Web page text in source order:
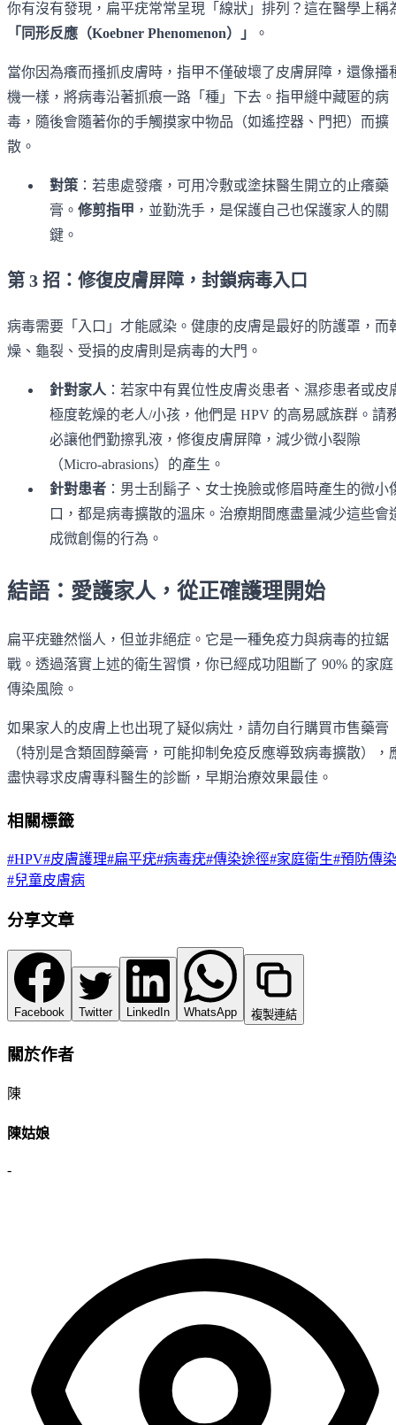
你有沒有發現，扁平疣常常呈現「線狀」排列？這在醫學上稱
「同形反應（Koebner Phenomenon）」
。
當你因為癢而搔抓皮膚時，指甲不僅破壞了皮膚屏障，還像播
機一樣，將病毒沿著抓痕一路「種」下去。指甲縫中藏匿的病
毒，隨後會隨著你的手觸摸家中物品（如遙控器、門把）而擴
散。
對策 ：若患處發癢，可用冷敷或塗抹醫生開立的止癢藥
膏。 修剪指甲 ，並勤洗手，是保護自己也保護家人的關
鍵。
第 3 招：修復皮膚屏障，封鎖病毒入口
病毒需要「入口」才能感染。健康的皮膚是最好的防護罩，而
燥、龜裂、受損的皮膚則是病毒的大門。
針對家人 ：若家中有異位性皮膚炎患者、濕疹患者或皮
極度乾燥的老人/小孩，他們是 HPV 的高易感族群。請
必讓他們勤擦乳液，修復皮膚屏障，減少微小裂隙
（Micro-abrasions）的產生。
針對患者 ：男士刮鬍子、女士挽臉或修眉時產生的微小
口，都是病毒擴散的溫床。治療期間應盡量減少這些會
成微創傷的行為。
結語：愛護家人，從正確護理開始
扁平疣雖然惱人，但並非絕症。它是一種免疫力與病毒的拉鋸
戰。透過落實上述的衛生習慣，你已經成功阻斷了 90% 的家庭
傳染風險。
如果家人的皮膚上也出現了疑似病灶，請勿自行購買市售藥膏
（特別是含類固醇藥膏，可能抑制免疫反應導致病毒擴散），
盡快尋求皮膚專科醫生的診斷，早期治療效果最佳。
相關標籤
#HPV#皮膚護理#扁平疣#病毒疣#傳染途徑#家庭衛生#預防傳染
#兒童皮膚病
分享文章
Facebook Twitter LinkedIn WhatsApp 複製連結
關於作者
陳
陳姑娘
-